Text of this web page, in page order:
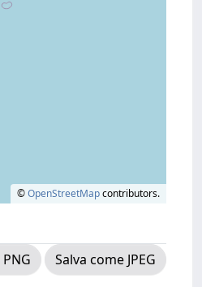
©OpenStreetMapcontributors.
Salva come JPEG